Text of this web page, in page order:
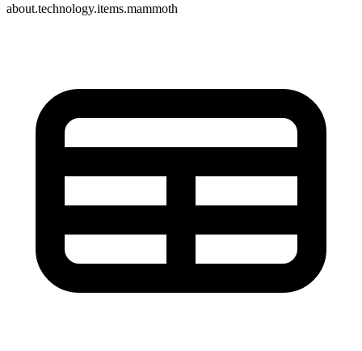
about.technology.items.mammoth